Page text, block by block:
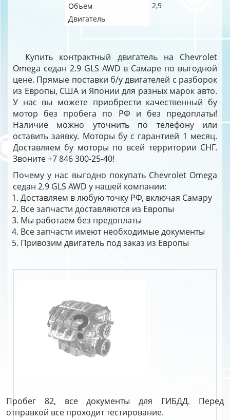
Объем
2,9
Двигатель
Купить контрактный двигатель на Chevrolet
Omega седан 2.9 GLS AWD в Самаре по выгодной
цене. Прямые поставки б/у двигателей с разборок
из Европы, США и Японии для разных марок авто.
У нас вы можете приобрести качественный бу
мотор без пробега по РФ и без предоплаты!
Наличие можно уточнить по телефону или
оставить заявку. Моторы бу с гарантией 1 месяц.
Доставляем бу моторы по всей территории СНГ.
Звоните +7 846 300-25-40!
Почему у нас выгодно покупать Chevrolet Omega
седан 2.9 GLS AWD у нашей компании:
Доставляем в любую точку РФ, включая Самару
Все запчасти доставляются из Европы
Мы работаем без предоплаты
Все запчасти имеют необходимые документы
Привозим двигатель под заказ из Европы
Пробег 82, все документы для ГИБДД. Перед
отправкой все проходит тестирование.